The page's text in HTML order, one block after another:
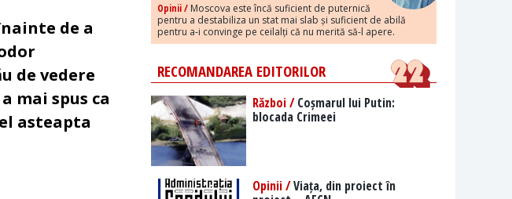
de a
de vedere
mai spus ca
asteapta
Opinii / Moscova este încă suficient de puternică
pentru a destabiliza un stat mai slab și suficient de abilă
pentru a-i convinge pe ceilalți că nu merită să-l apere.
RECOMANDAREA EDITORILOR
Război /Coșmarul lui Putin:
blocada Crimeei
Opinii /Viața, din proiect în